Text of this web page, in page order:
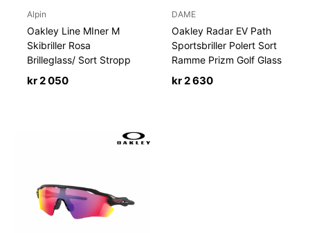
Alpin
Oakley Line MIner M
Skibriller Rosa
Brilleglass/ Sort Stropp
kr2 050
DAME
Oakley Radar EV Path
Sportsbriller Polert Sort
Ramme Prizm Golf Glass
kr2 630